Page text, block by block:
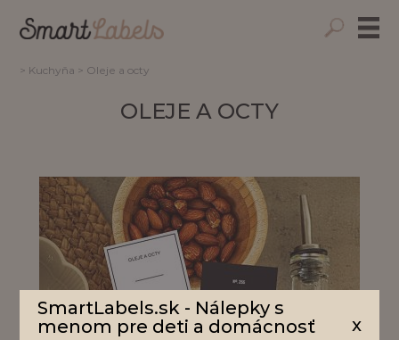
SmartLabels.sk - Nálepky s
menom pre deti a domácnosť
x
> Kuchyňa > Oleje a octy
OLEJE A OCTY